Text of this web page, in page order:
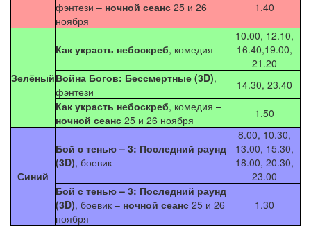
фэнтези – ночной сеанс 25 и 26
ноября
1.40
Зелёный
Как украсть небоскреб, комедия
10.00, 12.10,
16.40,19.00,
21.20
Война Богов: Бессмертные (3D),
фэнтези
14.30, 23.40
Как украсть небоскреб, комедия –
ночной сеанс 25 и 26 ноября 1.50
Синий
Бой с тенью – 3: Последний раунд
(3D), боевик
8.00, 10.30,
13.00, 15.30,
18.00, 20.30,
23.00
Бой с тенью – 3: Последний раунд
(3D), боевик – ночной сеанс 25 и 26
ноября
1.30